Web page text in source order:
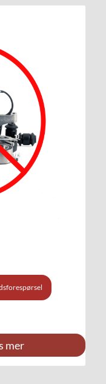
mer